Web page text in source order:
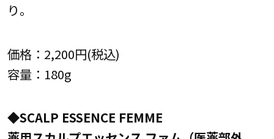
り。
価格：2,200円(税込)
容量：180g
◆SCALP ESSENCE FEMME